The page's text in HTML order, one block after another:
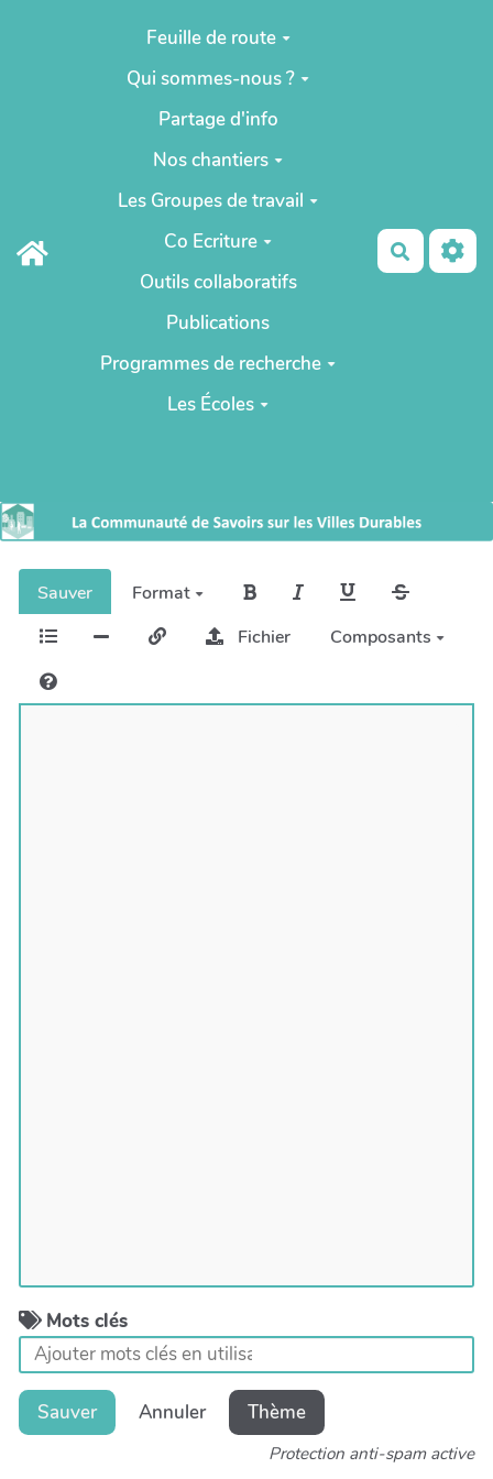
Aller au contenu principal
Feuille de route
Qui sommes-nous ?
Partage d'info
Nos chantiers
Les Groupes de travail
Co Ecriture
Outils collaboratifs
Publications
Programmes de recherche
Les Écoles
Sauver
Format
Fichier
Composants
Mots clés
Sauver Annuler Thème
Protection anti-spam active